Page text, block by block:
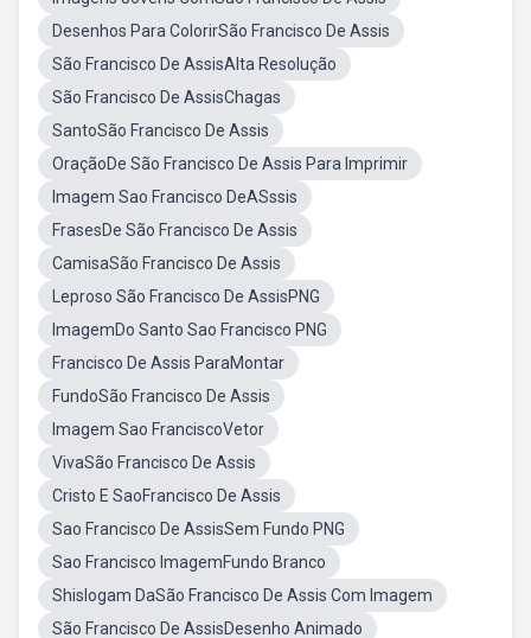
Desenhos Para ColorirSão Francisco De Assis
São Francisco De AssisAlta Resolução
São Francisco De AssisChagas
SantoSão Francisco De Assis
OraçãoDe São Francisco De Assis Para Imprimir
Imagem Sao Francisco DeASssis
FrasesDe São Francisco De Assis
CamisaSão Francisco De Assis
Leproso São Francisco De AssisPNG
ImagemDo Santo Sao Francisco PNG
Francisco De Assis ParaMontar
FundoSão Francisco De Assis
Imagem Sao FranciscoVetor
VivaSão Francisco De Assis
Cristo E SaoFrancisco De Assis
Sao Francisco De AssisSem Fundo PNG
Sao Francisco ImagemFundo Branco
Shislogam DaSão Francisco De Assis Com Imagem
São Francisco De AssisDesenho Animado